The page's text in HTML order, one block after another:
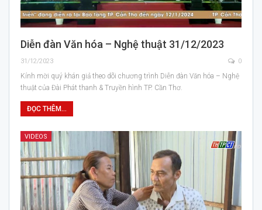
Diễn đàn Văn hóa – Nghệ thuật 31/12/2023
31/12/2023 0
Kính mời quý khán giả theo dõi chương trình Diễn đàn Văn hóa – Nghệ
thuật của Đài Phát thanh & Truyền hình TP. Cần Thơ.
ĐỌC THÊM...
VIDEOS